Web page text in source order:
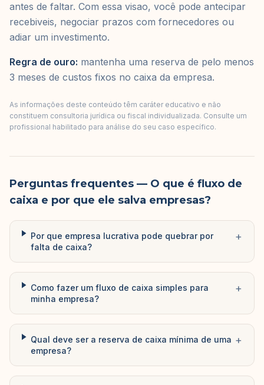
antes de faltar. Com essa visao, você pode antecipar
recebiveis, negociar prazos com fornecedores ou
adiar um investimento.
Regra de ouro: mantenha uma reserva de pelo menos
3 meses de custos fixos no caixa da empresa.
As informações deste conteúdo têm caráter educativo e não
constituem consultoria jurídica ou fiscal individualizada. Consulte um
profissional habilitado para análise do seu caso específico.
Perguntas frequentes — O que é fluxo de
caixa e por que ele salva empresas?
Por que empresa lucrativa pode quebrar por
falta de caixa?
+
Como fazer um fluxo de caixa simples para
minha empresa?
+
Qual deve ser a reserva de caixa mínima de uma
empresa?
+